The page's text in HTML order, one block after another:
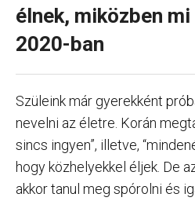
élnek, miközben
2020-ban
Szüleink már gyerekként
nevelni az életre. Korán
sincs ingyen”, illetve,
hogy közhelyekkel éljek. De
akkor tanul meg spórolni és